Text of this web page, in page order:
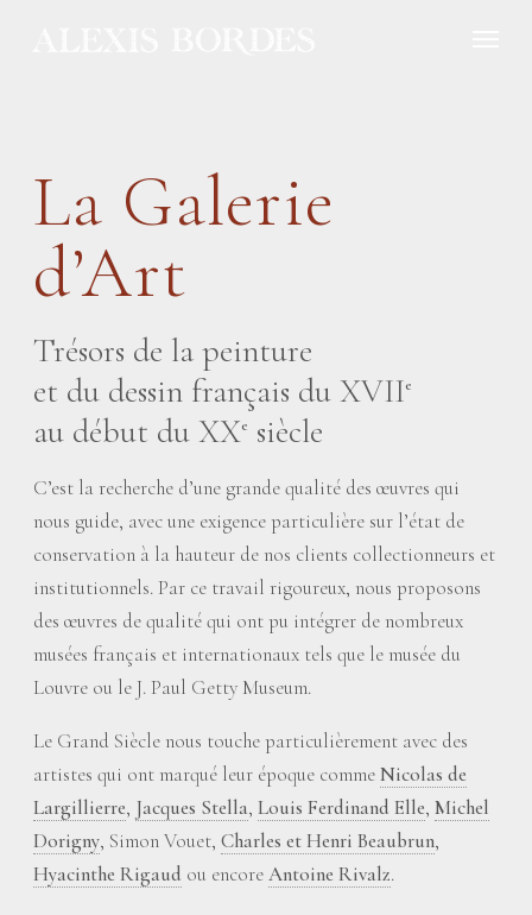
La Galerie
d’Art
Trésors de la peinture
et du dessin français du XVIIe
au début du XXe siècle
C’est la recherche d’une grande qualité des œuvres qui
nous guide, avec une exigence particulière sur l’état de
conservation à la hauteur de nos clients collectionneurs et
institutionnels. Par ce travail rigoureux, nous proposons
des œuvres de qualité qui ont pu intégrer de nombreux
musées français et internationaux tels que le musée du
Louvre ou le J. Paul Getty Museum.
Le Grand Siècle nous touche particulièrement avec des
artistes qui ont marqué leur époque commeNicolas de
Largillierre, Jacques Stella, Louis Ferdinand Elle, Michel
Dorigny, Simon Vouet, Charles et Henri Beaubrun,
Hyacinthe Rigaud ou encoreAntoine Rivalz.